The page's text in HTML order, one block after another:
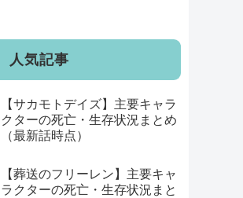
人気記事
【サカモトデイズ】主要キャラ
クターの死亡・生存状況まとめ
（最新話時点）
【葬送のフリーレン】主要キャ
ラクターの死亡・生存状況まと